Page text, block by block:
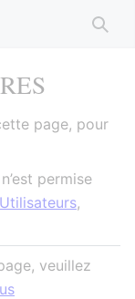
page, pour
permise
Utilisateurs,
veuillez